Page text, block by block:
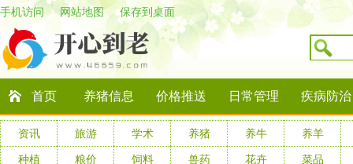
手机访问 网站地图 保存到桌面
首页 养猪信息 价格推送 日常管理 疾病防治
资讯 旅游 学术 养猪 养牛 养羊
种植 粮价 饲料 兽药 花卉 菜品